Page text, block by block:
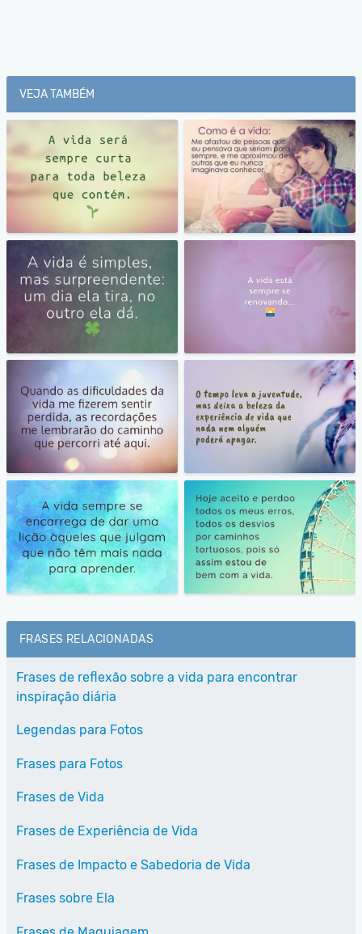
VEJA TAMBÉM
FRASES RELACIONADAS
Frases de reflexão sobre a vida para encontrar
inspiração diária
Legendas para Fotos
Frases para Fotos
Frases de Vida
Frases de Experiência de Vida
Frases de Impacto e Sabedoria de Vida
Frases sobre Ela